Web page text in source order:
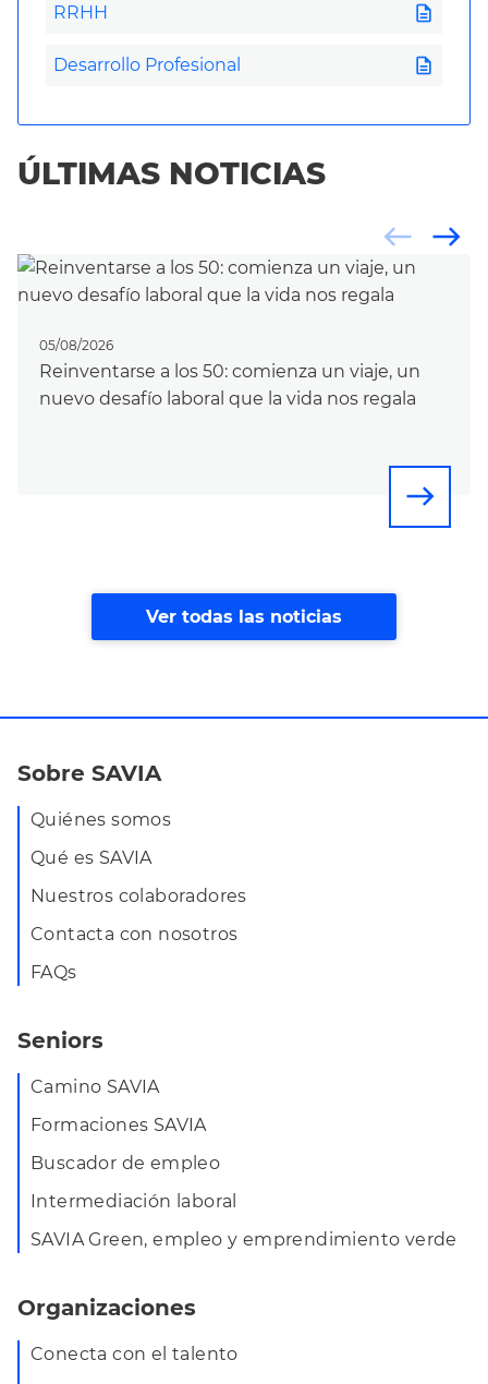
RRHH description
Desarrollo Profesional description
ÚLTIMAS NOTICIAS
05/08/2026
Reinventarse a los 50: comienza un viaje, un
nuevo desafío laboral que la vida nos regala
east
east
west
Ver todas las noticias
Sobre SAVIA
Quiénes somos
Qué es SAVIA
Nuestros colaboradores
Contacta con nosotros
FAQs
Seniors
Camino SAVIA
Formaciones SAVIA
Buscador de empleo
Intermediación laboral
SAVIA Green, empleo y emprendimiento verde
Organizaciones
Conecta con el talento